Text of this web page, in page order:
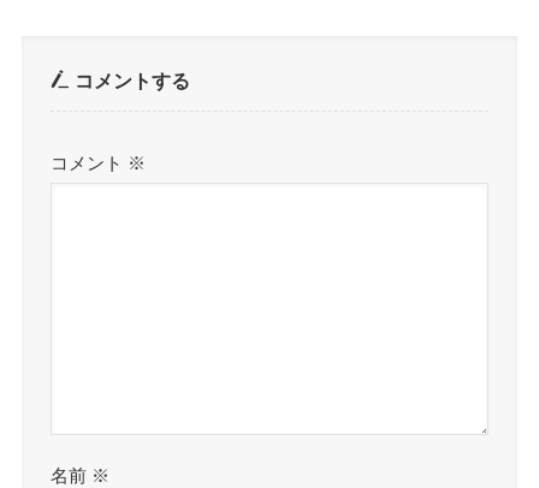
コメントする
コメント ※
名前 ※